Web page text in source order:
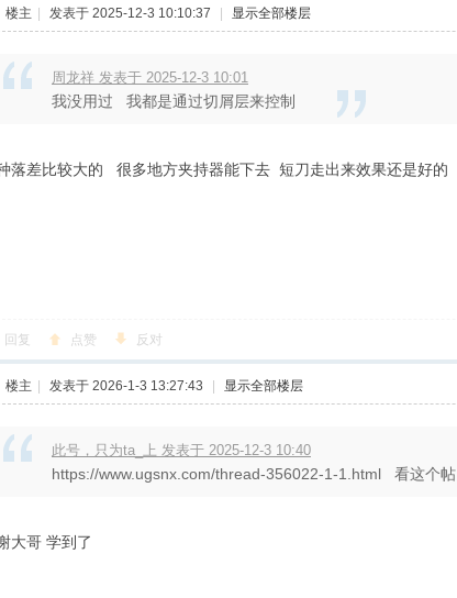
楼主 发表于 2025-12-3 10:10:37 显示全部楼层
周龙祥 发表于 2025-12-3 10:01
我没用过 我都是通过切屑层来控制
落差比较大的 很多地方夹持器能下去 短刀走出来效果还是好的
回复 点赞 反对
楼主 发表于 2026-1-3 13:27:43 显示全部楼层
此号，只为ta_上 发表于 2025-12-3 10:40
https://www.ugsnx.com/thread-356022-1-1.html 看这个帖
大哥 学到了